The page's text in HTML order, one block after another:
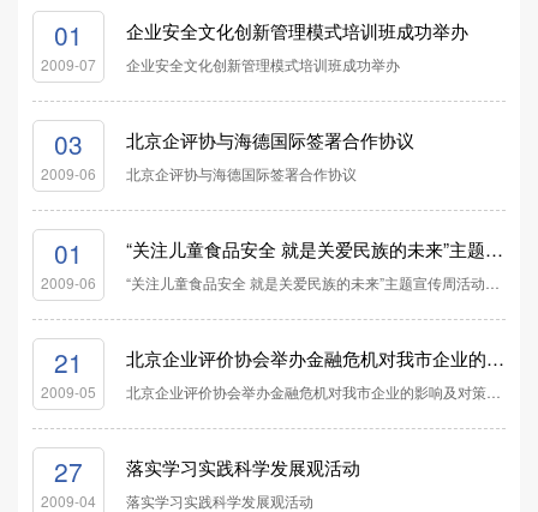
01
2009-07
企业安全文化创新管理模式培训班成功举办
企业安全文化创新管理模式培训班成功举办
03
2009-06
北京企评协与海德国际签署合作协议
北京企评协与海德国际签署合作协议
01
2009-06
“关注儿童食品安全 就是关爱民族的未来”主题宣传周活动正式启动
21
2009-05
北京企业评价协会举办金融危机对我市企业的影响及对策研讨会
27
2009-04
落实学习实践科学发展观活动
落实学习实践科学发展观活动